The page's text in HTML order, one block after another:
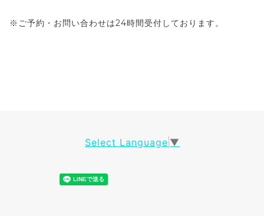
※ ご予約・お問い合わせは24時間受付しております。
Select Language ▼